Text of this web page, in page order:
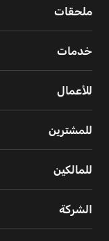
ملحقات
خدمات
للأعمال
للمشترين
للمالكين
الشركة